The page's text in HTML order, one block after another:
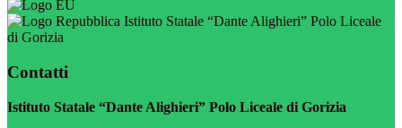
Istituto Statale “Dante Alighieri” Polo Liceale
di Gorizia
Contatti
Istituto Statale “Dante Alighieri” Polo Liceale di Gorizia